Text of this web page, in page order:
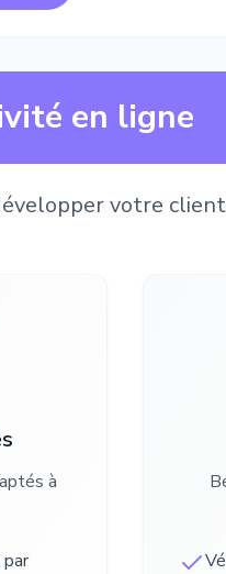
en ligne
votre
à